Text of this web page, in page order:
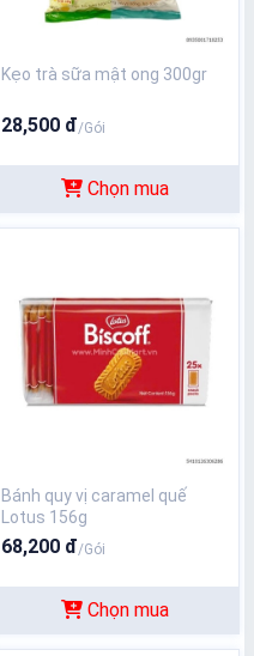
Kẹo trà sữa mật ong 300gr
28,500 đ/Gói
Chọn mua
Bánh quy vị caramel quế
Lotus 156g
68,200 đ/Gói
Chọn mua